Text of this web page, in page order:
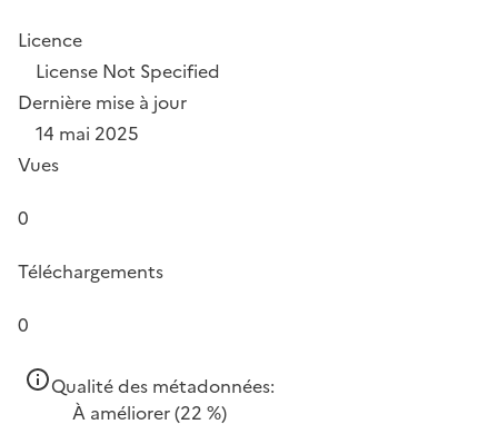
Licence
License Not Specified
Dernière mise à jour
14 mai 2025
Vues
0
Téléchargements
0
Qualité des métadonnées:
À améliorer(22 %)